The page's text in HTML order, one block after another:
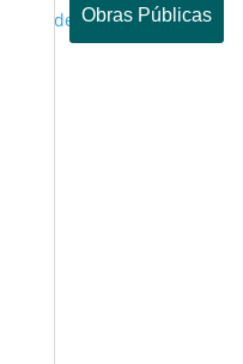
Obras Públicas